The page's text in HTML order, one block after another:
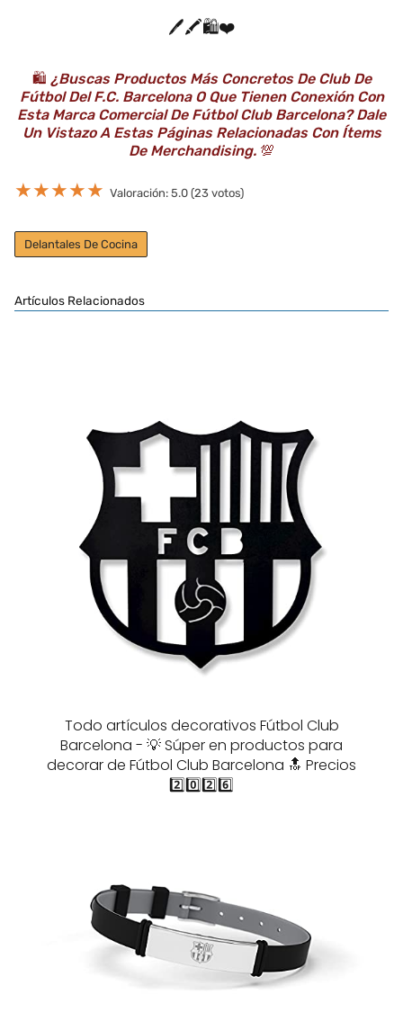
🖊️🖍️🛍️❤️
🛍️ ¿Buscas Productos Más Concretos De Club De
Fútbol Del F.C. Barcelona O Que Tienen Conexión Con
Esta Marca Comercial De Fútbol Club Barcelona? Dale
Un Vistazo A Estas Páginas Relacionadas Con Ítems
De Merchandising. 💯
★★★★★ Valoración: 5.0 (23 votos)
Delantales De Cocina
Artículos Relacionados
Todo artículos decorativos Fútbol Club
Barcelona - 💡 Súper en productos para
decorar de Fútbol Club Barcelona 🔝 Precios
2️⃣0️⃣2️⃣6️⃣